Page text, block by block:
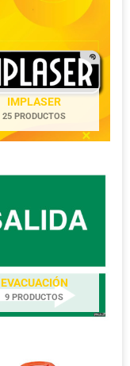
IMPLASER
25 PRODUCTOS
EVACUACIÓN
9 PRODUCTOS